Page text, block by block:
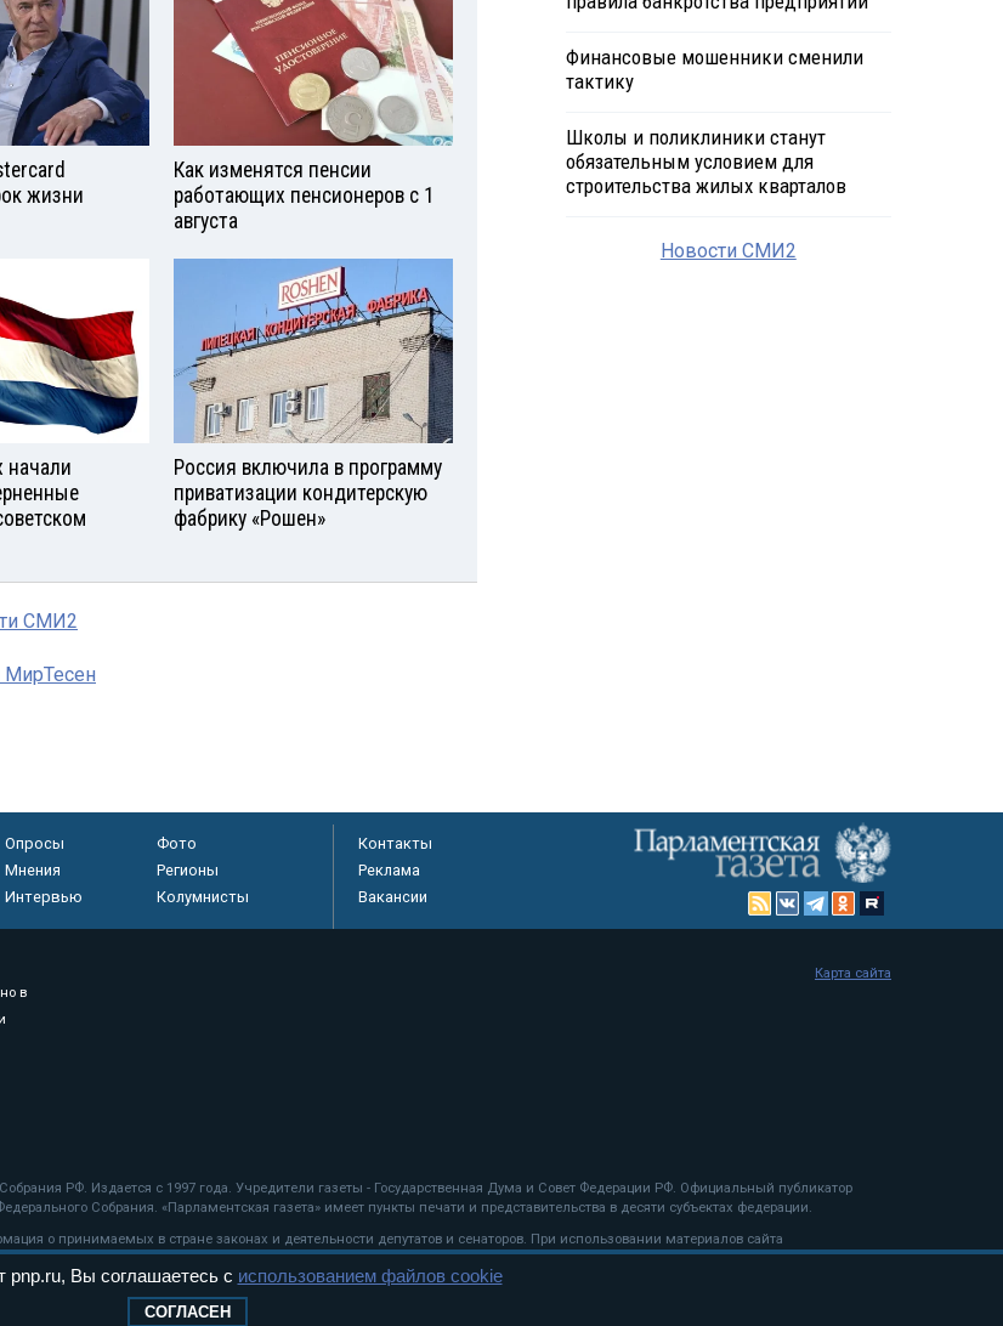
жизни
Как изменятся пенсии
работающих пенсионеров с 1
августа
начали
Россия включила в программу
приватизации кондитерскую
фабрику «Рошен»
СМИ2
МирТесен
Финансовые мошенники сменили
тактику
Школы и поликлиники станут
обязательным условием для
строительства жилых кварталов
Новости СМИ2
Опросы
Фото
Мнения
Регионы
Интервью Колумнисты
Контакты
Реклама
Вакансии
в
РФ. Издается с 1997 года. Учредители газеты - Государственная Дума и Совет Федерации РФ. Официальный публикатор
Собрания. «Парламентская газета» имеет пункты печати и представительства в десяти субъектах федерации.
о принимаемых в стране законах и деятельности депутатов и сенаторов. При использовании материалов сайта
Карта сайта
pnp.ru, Вы соглашаетесь с использованием файлов cookie
СОГЛАСЕН